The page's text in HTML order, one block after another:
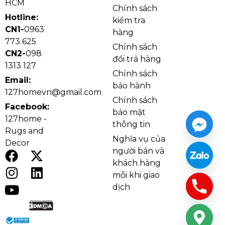
Đèn thả hiện đại THD28V thực tế
Lý do nên chọn sản phẩm
LED 3 chế độ giúp thay đổi ánh sáng linh hoạt
theo từng thời điểm sử dụng.
Chao thủy tinh tạo ánh sáng mềm, phù hợp với
bàn ăn, quầy bar, đầu giường và góc thư giãn.
Chi tiết xi vàng giúp sản phẩm có vẻ sang trọng,
Kích thước gọn, có thể treo đơn hoặc phối
nhiều đèn để tạo bố cục hiện đại hơn.
HCM
Hotline:
CN1-0963
773 625
CN2-098
1313 127
Email:
127homevn@gmail.com
Facebook:
127home -
Rugs and
Decor
Chính sách
kiểm tra
hàng
Chính sách
đổi trả hàng
Chính sách
bảo hành
Chính sách
bảo mật
thông tin
Nghĩa vụ của
người bán và
khách hàng
mỗi khi giao
dịch